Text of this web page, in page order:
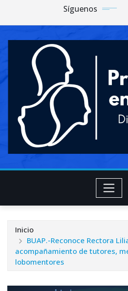
Síguenos
Inicio
BUAP.-Reconoce Rectora
acompañamiento de tutores,
lobomentores